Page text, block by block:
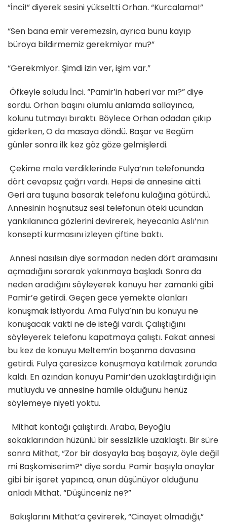
“İnci!” diyerek sesini yükseltti Orhan. “Kurcalama!”
“Sen bana emir veremezsin, ayrıca bunu kayıp
büroya bildirmemiz gerekmiyor mu?”
“Gerekmiyor. Şimdi izin ver, işim var.”
Öfkeyle soludu İnci. “Pamir’in haberi var mı?” diye
sordu. Orhan başını olumlu anlamda sallayınca,
kolunu tutmayı bıraktı. Böylece Orhan odadan çıkıp
giderken, O da masaya döndü. Başar ve Begüm
günler sonra ilk kez göz göze gelmişlerdi.
Çekime mola verdiklerinde Fulya’nın telefonunda
dört cevapsız çağrı vardı. Hepsi de annesine aitti.
Geri ara tuşuna basarak telefonu kulağına götürdü.
Annesinin hoşnutsuz sesi telefonun öteki ucundan
yankılanınca gözlerini devirerek, heyecanla Aslı’nın
konsepti kurmasını izleyen çiftine baktı.
Annesi nasılsın diye sormadan neden dört aramasını
açmadığını sorarak yakınmaya başladı. Sonra da
neden aradığını söyleyerek konuyu her zamanki gibi
Pamir’e getirdi. Geçen gece yemekte olanları
konuşmak istiyordu. Ama Fulya’nın bu konuyu ne
konuşacak vakti ne de isteği vardı. Çalıştığını
söyleyerek telefonu kapatmaya çalıştı. Fakat annesi
bu kez de konuyu Meltem’in boşanma davasına
getirdi. Fulya çaresizce konuşmaya katılmak zorunda
kaldı. En azından konuyu Pamir’den uzaklaştırdığı için
mutluydu ve annesine hamile olduğunu henüz
söylemeye niyeti yoktu.
Mithat kontağı çalıştırdı. Araba, Beyoğlu
sokaklarından hüzünlü bir sessizlikle uzaklaştı. Bir süre
sonra Mithat, “Zor bir dosyayla baş başayız, öyle değil
mi Başkomiserim?” diye sordu. Pamir başıyla onaylar
gibi bir işaret yapınca, onun düşünüyor olduğunu
anladı Mithat. “Düşünceniz ne?”
Bakışlarını Mithat’a çevirerek, “Cinayet olmadığı,”